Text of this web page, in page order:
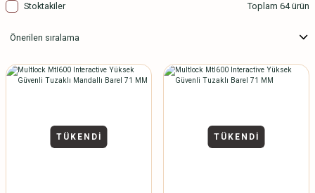
Stoktakiler Toplam 64 ürün
TÜKENDİ TÜKENDİ